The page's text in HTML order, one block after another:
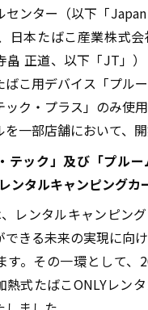
センター（以下「
日本たばこ産業株式
畠 正道、以下「JT」
ばこ用デバイス「プル
ック・プラス」のみ使
一部店舗において、開
テック」及び「プルー
ンタルキャンピングカ
、レンタルキャンピン
できる未来の実現に向
す。その一環として、
熱式たばこONLYレン